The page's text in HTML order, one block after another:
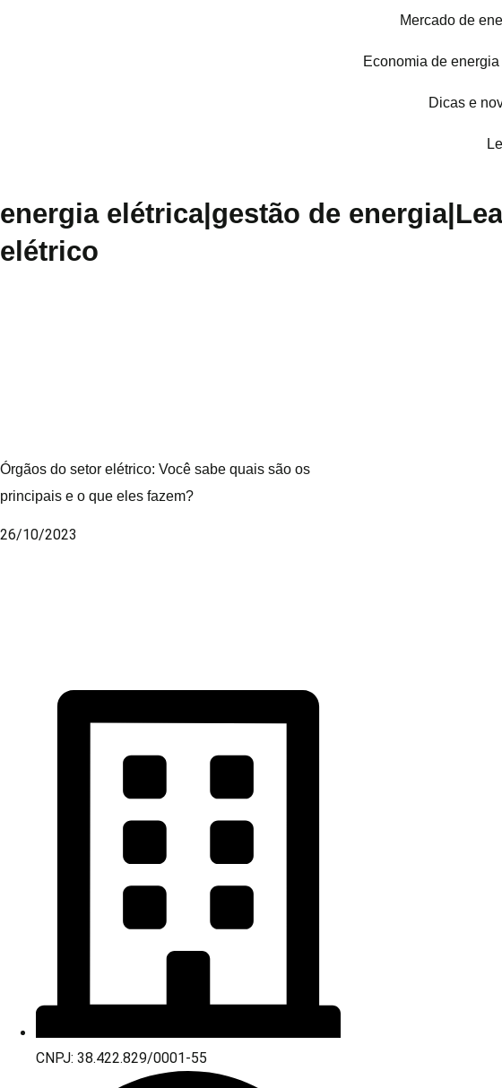
Mercado de
Economia de energia
Dicas e
energia elétrica|gestão de
elétrico
Órgãos do setor elétrico: Você sabe quais são os
principais e o que eles fazem?
26/10/2023
CNPJ: 38.422.829/0001-55